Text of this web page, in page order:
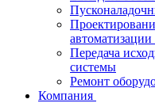
Передача
системы
Ремонт
Компания